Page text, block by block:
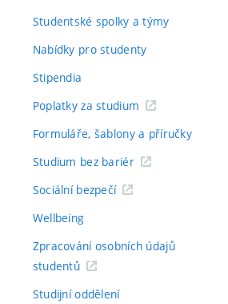
Studentské spolky a týmy
Nabídky pro studenty
Stipendia
Poplatky za studium
Formuláře, šablony a příručky
Studium bez bariér
Sociální bezpečí
Wellbeing
Zpracování osobních údajů
studentů
Studijní oddělení